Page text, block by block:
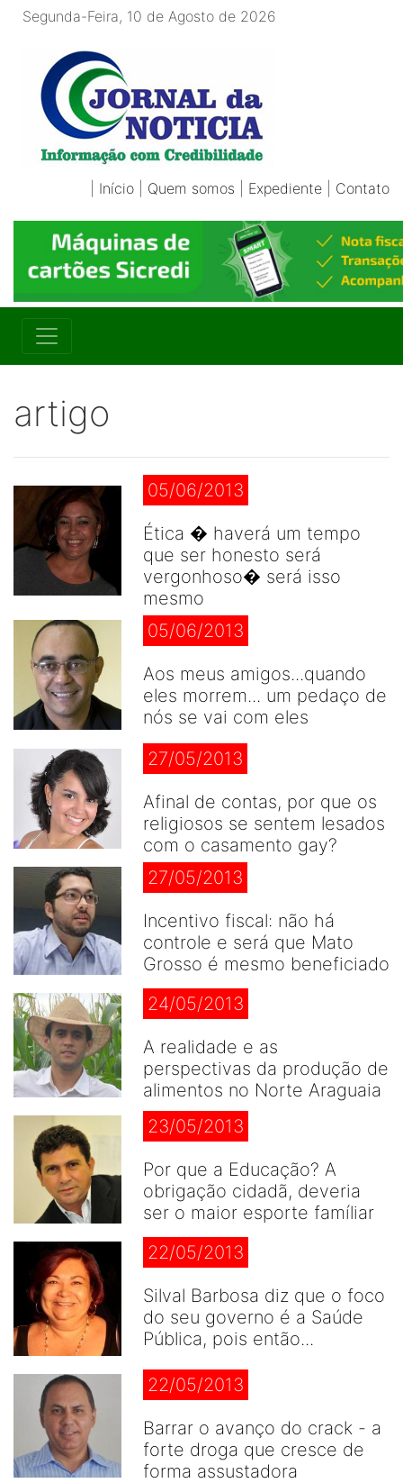
Segunda-Feira, 10 de Agosto de 2026
Início Quem somos Expediente Contato
artigo
05/06/2013
Ética � haverá um tempo
que ser honesto será
vergonhoso� será isso
mesmo
05/06/2013
Aos meus amigos...quando
eles morrem... um pedaço de
nós se vai com eles
27/05/2013
Afinal de contas, por que os
religiosos se sentem lesados
com o casamento gay?
27/05/2013
Incentivo fiscal: não há
controle e será que Mato
Grosso é mesmo beneficiado
24/05/2013
A realidade e as
perspectivas da produção de
alimentos no Norte Araguaia
23/05/2013
Por que a Educação? A
obrigação cidadã, deveria
ser o maior esporte famíliar
22/05/2013
Silval Barbosa diz que o foco
do seu governo é a Saúde
Pública, pois então...
22/05/2013
Barrar o avanço do crack - a
forte droga que cresce de
forma assustadora